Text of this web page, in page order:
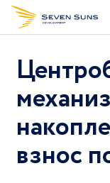
взнос